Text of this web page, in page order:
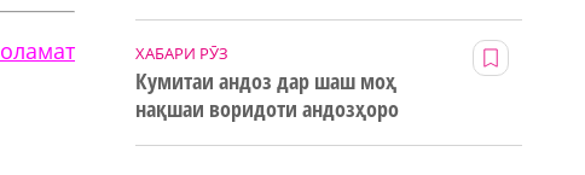
ХАБАРИ РӮЗ
Кумитаи андоз дар шаш моҳ
нақшаи воридоти андозҳоро